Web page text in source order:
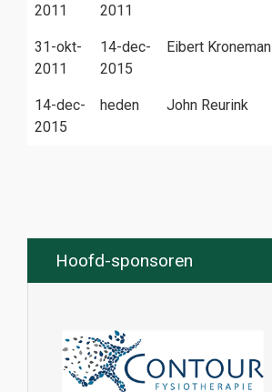
2011
2011
31-okt-
2011
14-dec-
2015
Eibert Kroneman
14-dec-
2015
heden John Reurink
Hoofd-sponsoren